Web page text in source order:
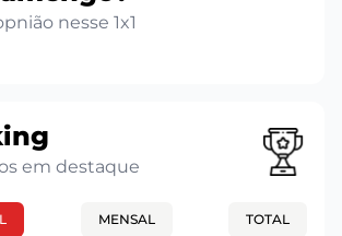
nesse 1x1
em destaque
MENSAL TOTAL